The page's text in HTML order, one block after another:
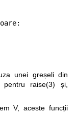
unei greșeli din
pentru raise(3) și,
V, aceste funcții